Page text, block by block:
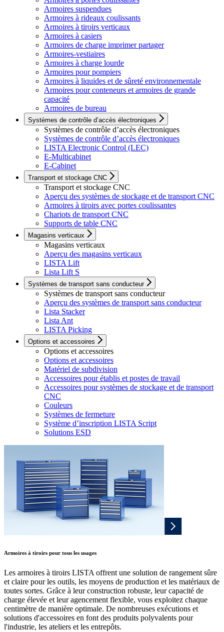
Armoires suspendues
Armoires à rideaux coulissants
Armoires à tiroirs verticaux
Armoires à casiers
Armoires de charge imprimer partager
Armoires-vestiaires
Armoires à charge lourde
Armoires pour pompiers
Armoires à liquides et de sûreté environnementale
Armoires pour conteneurs et armoires de grande
capacité
Armoires de bureau
Systèmes de contrôle d’accès électroniques
Systèmes de contrôle d’accès électroniques
Systèmes de contrôle d’accès électroniques
LISTA Electronic Control (LEC)
E-Multicabinet
E-Cabinet
Transport et stockage CNC
Transport et stockage CNC
Aperçu des systèmes de stockage et de transport CNC
Armoires à tiroirs avec portes coulissantes
Chariots de transport CNC
Supports de table CNC
Magasins verticaux
Magasins verticaux
Aperçu des magasins verticaux
LISTA Lift
Lista Lift S
Systèmes de transport sans conducteur
Systèmes de transport sans conducteur
Aperçu des systèmes de transport sans conducteur
Lista Stacker
Lista Ant
LISTA Picking
Options et accessoires
Options et accessoires
Options et accessoires
Matériel de subdivision
Accessoires pour établis et postes de travail
Accessoires pour systèmes de stockage et de transport
CNC
Couleurs
Systèmes de fermeture
Système d’inscription LISTA Script
Solutions ESD
Armoires à tiroirs pour tous les usages
Les armoires à tiroirs LISTA offrent une solution de rangement sûre
et claire pour les outils, les moyens de production et les matériaux de
toutes sortes. Grâce à leur construction robuste, leur capacité de
charge élevée et leur agencement flexible, vous exploitez chaque
centimètre de manière optimale. De nombreuses exécutions et
solutions d'accessoires en font des produits polyvalents pour
l'industrie, les ateliers et les entrepôts.